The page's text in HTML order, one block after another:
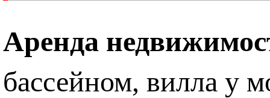
Аренда
бассейном, вилла у